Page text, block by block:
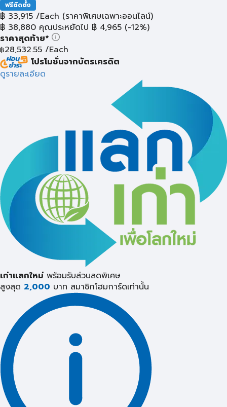
ฟรีติดตั้ง
฿ 33,915 /Each (ราคาพิเศษเฉพาะออนไลน์)
฿ 38,880 คุณประหยัดไป ฿ 4,965 (-12%)
ราคาสุดท้าย*
฿28,532.55 /Each
โปรโมชั่นจากบัตรเครดิต
ดูรายละเอียด
เก่าแลกใหม่ พร้อมรับส่วนลดพิเศษ
สูงสุด 2,000 บาท สมาชิกโฮมการ์ดเท่านั้น